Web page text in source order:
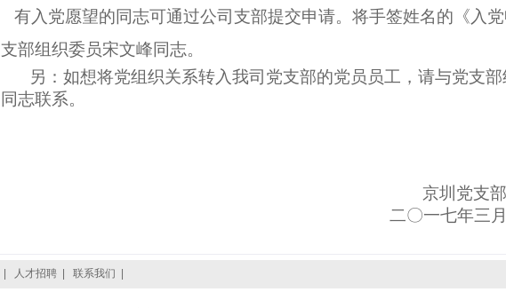
有入党愿望的同志可通过公司支部提交申请。将手签姓名的《入
支部组织委员宋文峰同志。
另：如想将党组织关系转入我司党支部的党员员工，请与党支
同志联系。
京圳党支部
二〇一七年三月
人才招聘 联系我们